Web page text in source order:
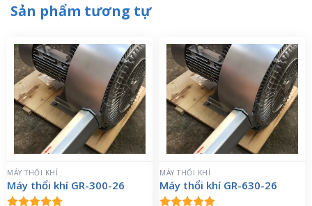
Sản phẩm tương tự
MÁY THỔI KHÍ
Máy thổi khí GR-300-26
MÁY THỔI KHÍ
Máy thổi khí GR-630-26